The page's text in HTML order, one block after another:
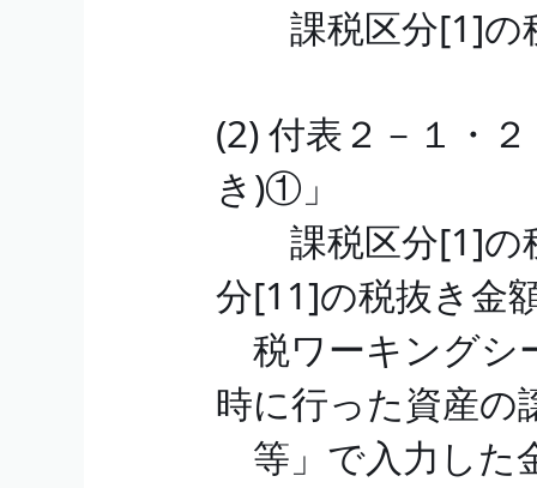
課税区分[1]の
(2) 付表２－１・
き)①」
課税区分[1]の
分[11]の税抜き金
税ワーキングシ
時に行った資産の
等」で入力した